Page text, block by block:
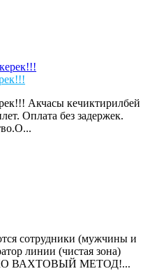
Акчасы кечиктирилбей
Оплата без задержек.
сотрудники (мужчины и
линии (чистая зона)
ВАХТОВЫЙ МЕТОД!...